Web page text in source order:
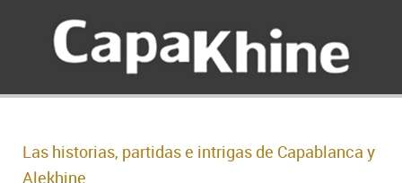
Las historias, partidas e intrigas de Capablanca y
Alekhine